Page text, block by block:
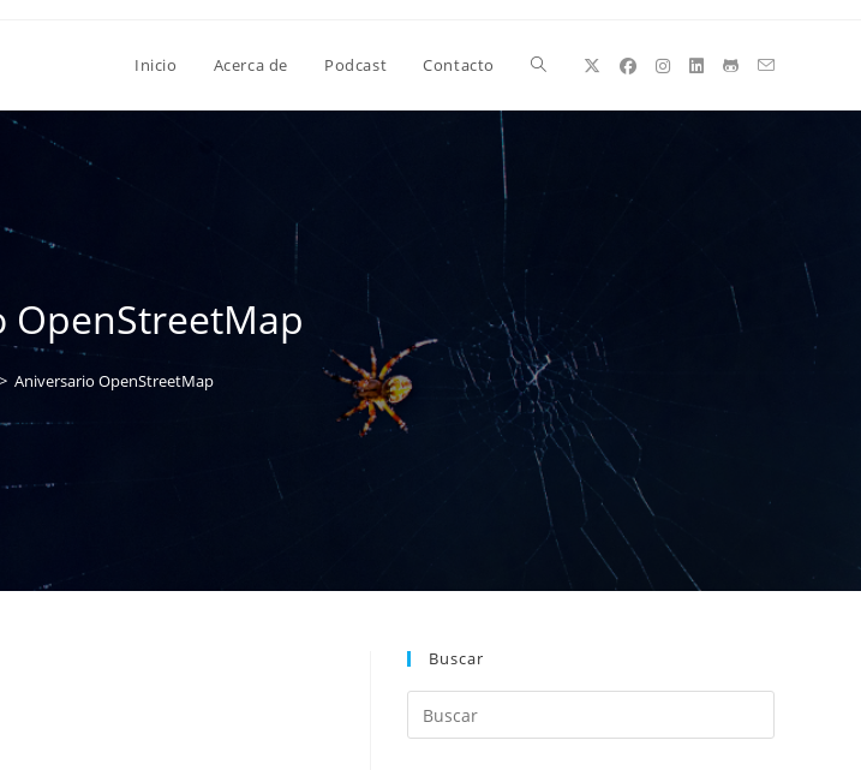
Inicio Acerca de Podcast Contacto Alternar
la
web
OpenStreetMap
> Aniversario OpenStreetMap
Buscar